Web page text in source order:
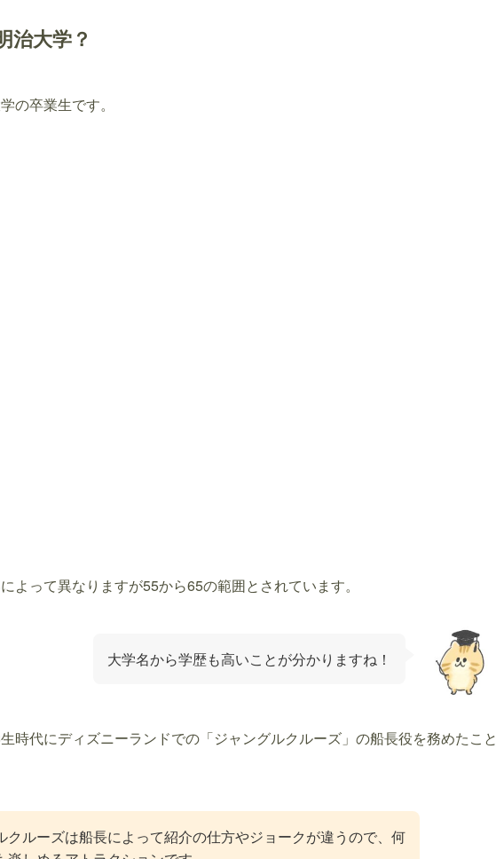
治大学？
の卒業生です。
よって異なりますが55から65の範囲とされています。
大学名から学歴も高いことが分かりますね！
時代にディズニーランドでの「ジャングルクルーズ」の船長役を務めたこと
クルーズは船長によって紹介の仕方やジョークが違うので、何